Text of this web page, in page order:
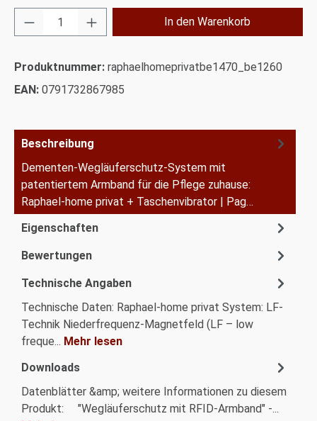
Produkt Anzahl: Gib den gewünschten
In den Warenkorb
Produktnummer: raphaelhomeprivatbe1470_be1260
EAN: 0791732867985
Beschreibung
Dementen-Wegläuferschutz-System mit
patentiertem Armband für die Pflege zuhause:
Raphael-home privat + Taschenvibrator | Pag…
Eigenschaften
Bewertungen
Technische Angaben
Technische Daten: Raphael-home privat System: LF-
Technik Niederfrequenz-Magnetfeld (LF – low
freque... Mehr lesen
Downloads
Datenblätter &amp; weitere Informationen zu diesem
Produkt: "Wegläuferschutz mit RFID-Armband" -...